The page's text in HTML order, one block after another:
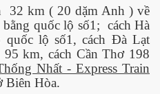
32 km ( 20 dặm Anh ) về
quốc lộ số1; cách Hà
lộ số1, cách Đà Lạt
km, cách Cần Thơ 198
Nhất - Express Train
Biên Hòa.